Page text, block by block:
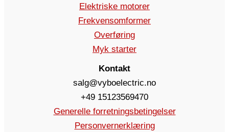
Elektriske motorer
Frekvensomformer
Overføring
Myk starter
Kontakt
salg@vyboelectric.no
+49 15123569470
Generelle forretningsbetingelser
Personvernerklæring